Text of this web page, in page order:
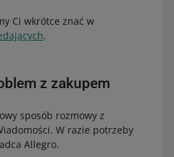
Ci wkrótce znać w
.
z zakupem
sposób rozmowy z
W razie potrzeby
Allegro.